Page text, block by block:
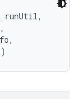
runUtil,